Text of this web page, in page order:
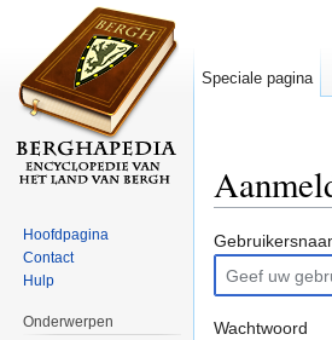
Wachtwoord
Speciale pagina
Hoofdpagina
Contact
Hulp
Onderwerpen